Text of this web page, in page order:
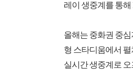
레이 생중계를 통
올해는 중화권 중
형 스타디움에서
실시간 생중계로